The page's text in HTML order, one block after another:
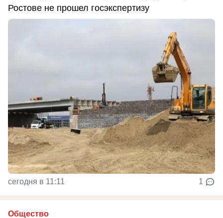
Ростове не прошел госэкспертизу
сегодня в 11:11 1
Общество